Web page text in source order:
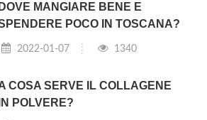
DOVE MANGIARE BENE E
POCO IN TOSCANA?
2022-01-07 1340
COSA SERVE IL COLLAGENE
IN POLVERE?